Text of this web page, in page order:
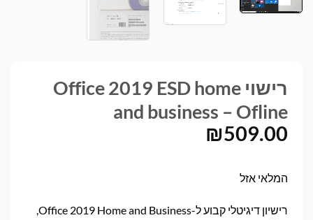
רישוי Office 2019 ESD home
and business – Ofline
₪509.00
המלאי אזל
רישיון דיגיטלי קבוע ל-Office 2019 Home and Business,